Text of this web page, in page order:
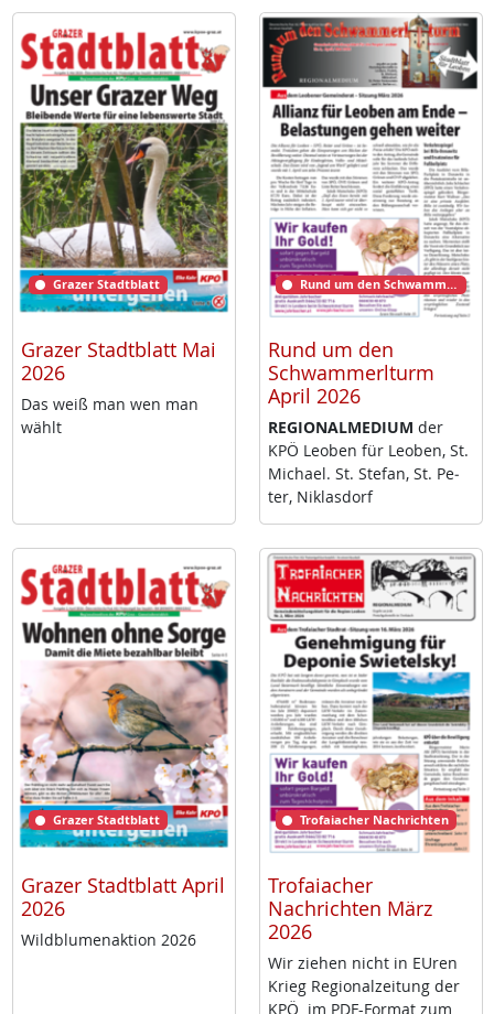
Grazer Stadtblatt
Grazer Stadtblatt Mai
2026
Das weiß man wen man
wählt
Rund um den Schwammerlturm
Rund um den
Schwammerlturm
April 2026
RE­GIO­NAL­ME­DI­UM der
KPÖ Leo­ben für Leo­ben, St.
Mi­cha­el. St. Ste­fan, St. Pe­
ter, Niklas­dorf
Grazer Stadtblatt
Grazer Stadtblatt April
2026
Wild­blu­men­ak­ti­on 2026
Trofaiacher Nachrichten
Trofaiacher
Nachrichten März
2026
Wir zie­hen nicht in EU­ren
Krieg Re­gio­nal­zei­tung der
KPÖ im PDF-For­mat zum